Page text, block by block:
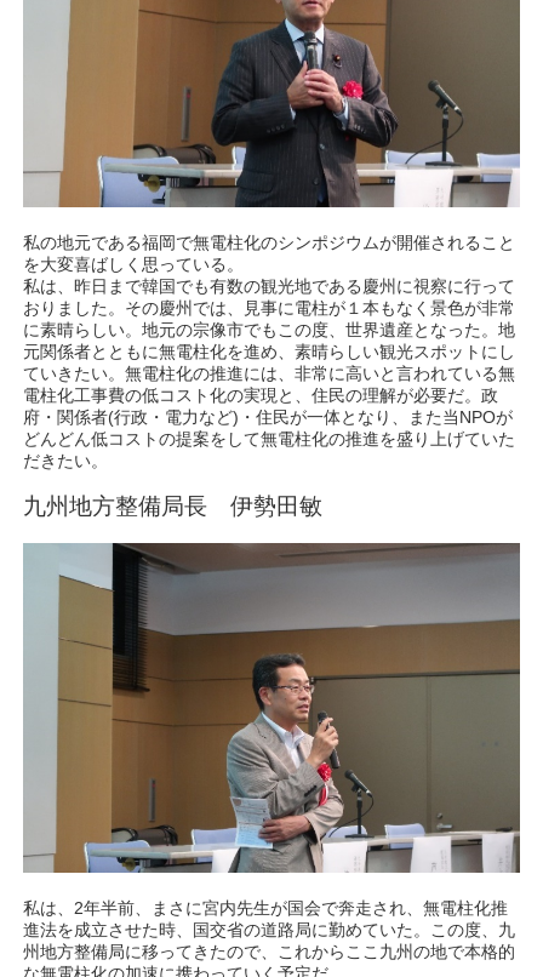
私の地元である福岡で無電柱化のシンポジウムが開催されること
を大変喜ばしく思っている。
私は、昨日まで韓国でも有数の観光地である慶州に視察に行って
おりました。その慶州では、見事に電柱が１本もなく景色が非常
に素晴らしい。地元の宗像市でもこの度、世界遺産となった。地
元関係者とともに無電柱化を進め、素晴らしい観光スポットにし
ていきたい。無電柱化の推進には、非常に高いと言われている無
電柱化工事費の低コスト化の実現と、住民の理解が必要だ。政
府・関係者(行政・電力など)・住民が一体となり、また当NPOが
どんどん低コストの提案をして無電柱化の推進を盛り上げていた
だきたい。
九州地方整備局長 伊勢田敏
私は、2年半前、まさに宮内先生が国会で奔走され、無電柱化推
進法を成立させた時、国交省の道路局に勤めていた。この度、九
州地方整備局に移ってきたので、これからここ九州の地で本格的